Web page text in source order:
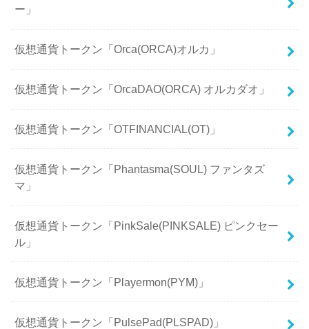
ー」
仮想通貨トークン「Orca(ORCA)オルカ」
仮想通貨トークン「OrcaDAO(ORCA) オルカダオ」
仮想通貨トークン「OTFINANCIAL(OT)」
仮想通貨トークン「Phantasma(SOUL) ファンタズ
マ」
仮想通貨トークン「PinkSale(PINKSALE) ピンクセー
ル」
仮想通貨トークン「Playermon(PYM)」
仮想通貨トークン「PulsePad(PLSPAD)」